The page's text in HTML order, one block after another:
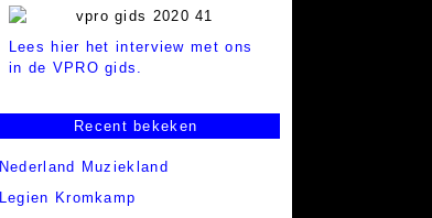
Lees hier het interview met ons
in de VPRO gids.
Recent bekeken
Nederland Muziekland
Legien Kromkamp